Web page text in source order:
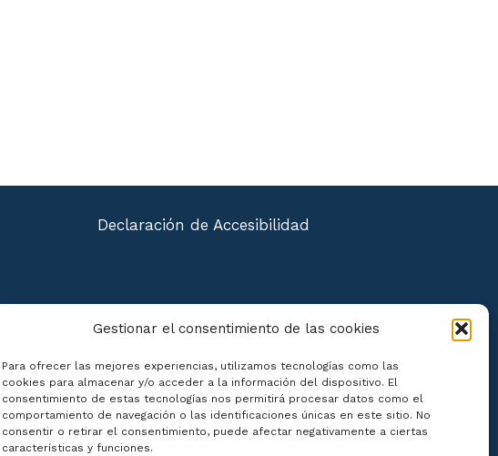
Gestionar el consentimiento de las cookies
Para ofrecer las mejores experiencias, utilizamos tecnologías como las
cookies para almacenar y/o acceder a la información del dispositivo. El
consentimiento de estas tecnologías nos permitirá procesar datos como el
comportamiento de navegación o las identificaciones únicas en este sitio. No
consentir o retirar el consentimiento, puede afectar negativamente a ciertas
características y funciones.
Declaración de Accesibilidad